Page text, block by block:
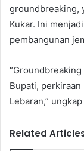
groundbreaking,
Kukar. Ini
pembangunan
Bupati,
Lebaran,”
Related